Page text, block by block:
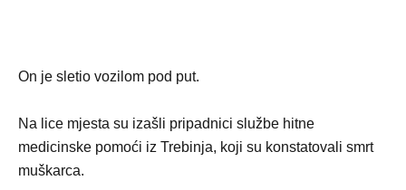
On je sletio vozilom pod put.
Na lice mjesta su izašli pripadnici službe hitne
medicinske pomoći iz Trebinja, koji su konstatovali smrt
muškarca.